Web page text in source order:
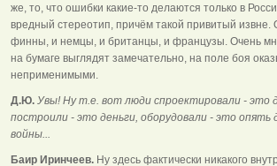
же, то, что ошибки какие-то делаются только в
вредный стереотип, причём такой привитый извне.
финны, и немцы, и британцы, и французы. Очень
на бумаге выглядят замечательно, на поле боя
неприменимыми.
Д.Ю. Увы! Ну т.е. вот люди спроектировали - это
построили - это деньги, оборудовали - это опять
войны...
Баир Иринчеев. Ну здесь фактически никакого